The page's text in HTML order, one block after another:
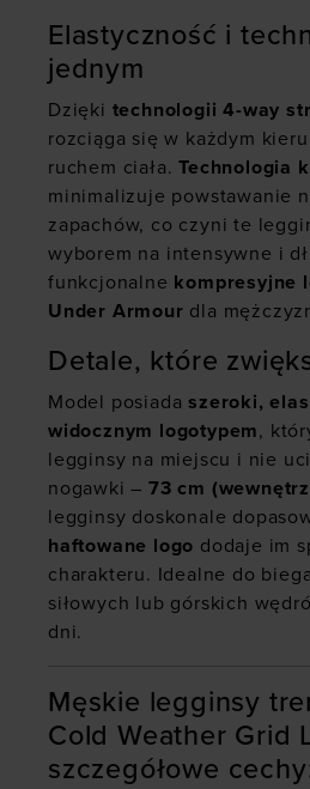
Elastyczność i
jednym
Dzięki technologii 4-way
rozciąga się w każdym
ruchem ciała.Technologia
minimalizuje powstawanie
zapachów, co czyni te
wyborem na intensywne i
funkcjonalne kompresyjne
Under Armour dla
Detale, które
Model posiadaszeroki,
widocznym logotypem,
legginsy na miejscu i nie
nogawki –73 cm
legginsy doskonale
haftowane logo dodaje im
charakteru. Idealne do
siłowych lub górskich
dni.
Męskie legginsy
Cold Weather Grid
szczegółowe